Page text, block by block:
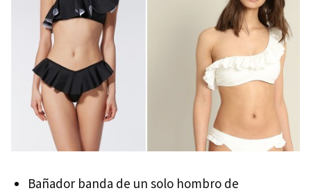
Bañador banda de un solo hombro de